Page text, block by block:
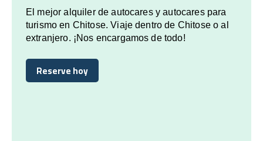
El mejor alquiler de autocares y autocares para
turismo en Chitose. Viaje dentro de Chitose o al
extranjero. ¡Nos encargamos de todo!
Reserve hoy
Reserve hoy